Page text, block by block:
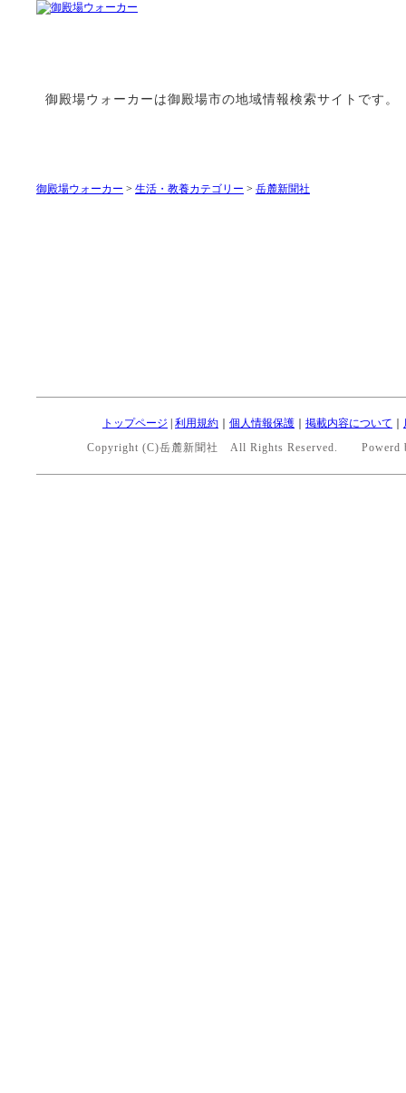
御殿場ウォーカーは御殿場市の地域情報検索サイトです。
御殿場ウォーカー > 生活・教養カテゴリー > 岳麓新聞社
トップページ 利用規約 個人情報保護 掲載内容について
Copyright (C)岳麓新聞社 All Rights Reserved. Powerd